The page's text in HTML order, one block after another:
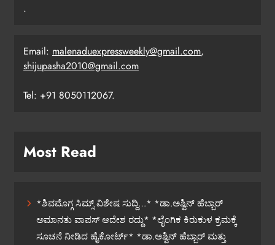
.
Email: malenaduexpressweekly@gmail.com,
shijupasha2010@gmail.com
Tel: +91 8050112067.
Most Read
*ಶಿವಮೊಗ್ಗ ಸಿಮ್ಸ್ ವಿಶೇಷ ಸುದ್ದಿ…* *ಡಾ.ಅಶ್ವಿನ್ ಹೆಬ್ಬಾರ್
ಅಮಾನತು ವಾಪಸ್ ಆದೇಶ ರದ್ದು* *ಲೈಂಗಿಕ ಕಿರುಕುಳ ಕ್ರಮಕ್ಕೆ
ಸೂಚನೆ ನೀಡಿದ ಹೈಕೋರ್ಟ್* *ಡಾ.ಅಶ್ವಿನ್ ಹೆಬ್ಬಾರ್ ಮತ್ತು